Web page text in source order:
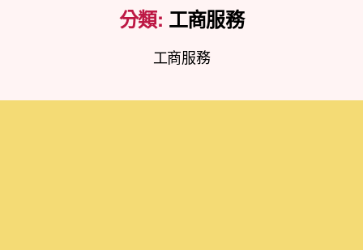
業
紀
實
分類: 工商服務
工商服務